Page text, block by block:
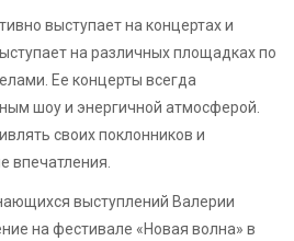
выступает на концертах и
на различных площадках по
Ее концерты всегда
шоу и энергичной атмосферой.
своих поклонников и
впечатления.
выступлений Валерии
на фестивале «Новая волна» в